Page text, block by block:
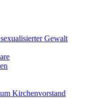
Gewalt
Kirchenvorstand